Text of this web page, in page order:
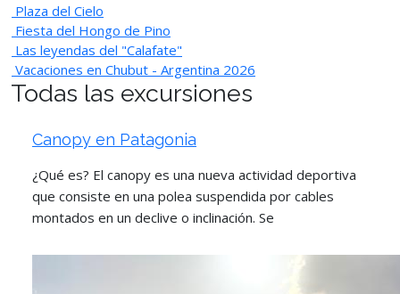
Plaza del Cielo
Fiesta del Hongo de Pino
Las leyendas del "Calafate"
Vacaciones en Chubut - Argentina 2026
Todas las excursiones
Canopy en Patagonia
¿Qué es? El canopy es una nueva actividad deportiva
que consiste en una polea suspendida por cables
montados en un declive o inclinación. Se